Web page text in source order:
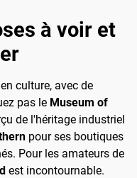
à voir et
culture, avec de
pas le Museum of
de l'héritage industriel
pour ses boutiques
Pour les amateurs de
est incontournable.